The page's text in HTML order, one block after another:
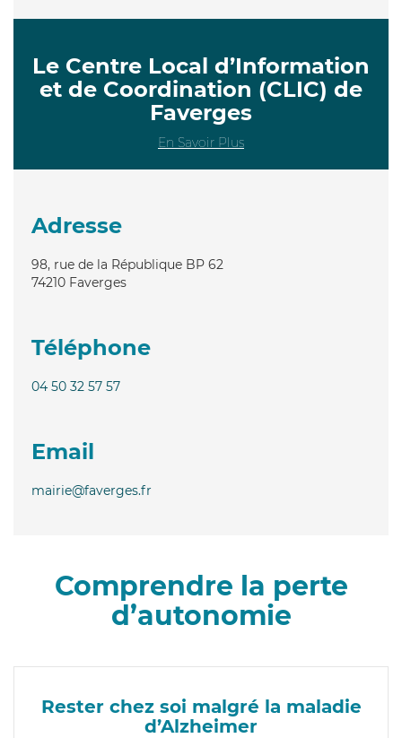
Le Centre Local d’Information
et de Coordination (CLIC) de
Faverges
En Savoir Plus
Adresse
98, rue de la République BP 62
74210 Faverges
Téléphone
04 50 32 57 57
Email
mairie@faverges.fr
Comprendre la perte
d’autonomie
Rester chez soi malgré la maladie
d’Alzheimer